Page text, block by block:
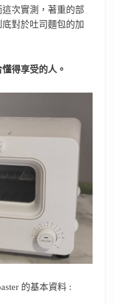
次實測，著重的部
對於吐司麵包的加
得享受的人。
的基本資料 :